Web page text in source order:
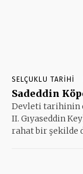
SELÇUKLU TARIHI
Sadeddin
Devleti tarihinin
II. Gıyaseddin
rahat bir şekilde